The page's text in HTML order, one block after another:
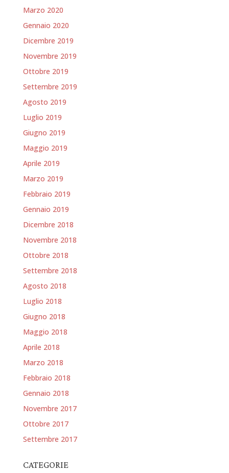
Marzo 2020
Gennaio 2020
Dicembre 2019
Novembre 2019
Ottobre 2019
Settembre 2019
Agosto 2019
Luglio 2019
Giugno 2019
Maggio 2019
Aprile 2019
Marzo 2019
Febbraio 2019
Gennaio 2019
Dicembre 2018
Novembre 2018
Ottobre 2018
Settembre 2018
Agosto 2018
Luglio 2018
Giugno 2018
Maggio 2018
Aprile 2018
Marzo 2018
Febbraio 2018
Gennaio 2018
Novembre 2017
Ottobre 2017
Settembre 2017
CATEGORIE